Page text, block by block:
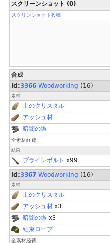
スクリーンショット (0)
スクリンショット投稿
合成
id:3366 Woodworking (16)
素材
土のクリスタル
アッシュ材
暗闇の鏃
全素材経費
結果
ブラインボルト x99
id:3367 Woodworking (16)
素材
土のクリスタル
アッシュ材 x3
暗闇の鏃 x3
結束ロープ
全素材経費